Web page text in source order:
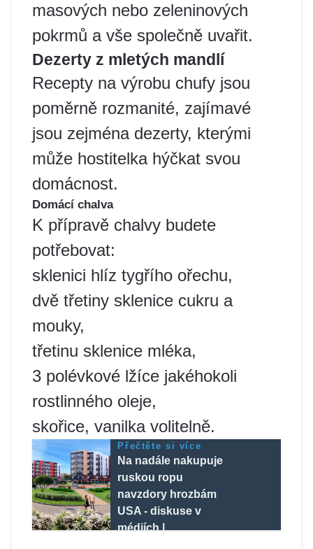
masových nebo zeleninových
pokrmů a vše společně uvařit.
Dezerty z mletých mandlí
Recepty na výrobu chufy jsou
poměrně rozmanité, zajímavé
jsou zejména dezerty, kterými
může hostitelka hýčkat svou
domácnost.
Domácí chalva
K přípravě chalvy budete
potřebovat:
sklenici hlíz tygřího ořechu,
dvě třetiny sklenice cukru a
mouky,
třetinu sklenice mléka,
3 polévkové lžíce jakéhokoli
rostlinného oleje,
skořice, vanilka volitelně.
Přečtěte si více
Na nadále nakupuje
ruskou ropu
navzdory hrozbám
USA - diskuse v
médiích |